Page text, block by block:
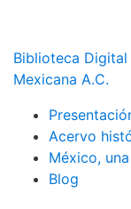
Biblioteca Digital
Mexicana A.C.
Acervo
México,
Blog